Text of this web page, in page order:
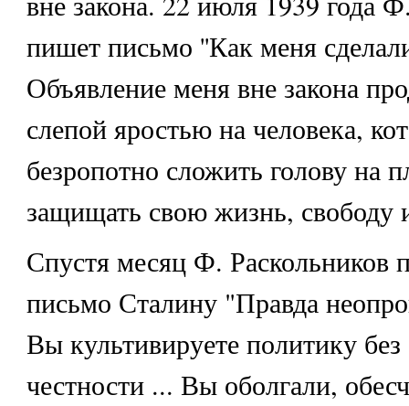
пишет письмо ''Как меня
Объявление меня вне закона
слепой яростью на человека,
безропотно сложить голову на
защищать свою жизнь, свободу
Спустя месяц Ф. Раскольников
письмо Сталину "Правда
Вы культивируете политику без
честности ... Вы оболгали,